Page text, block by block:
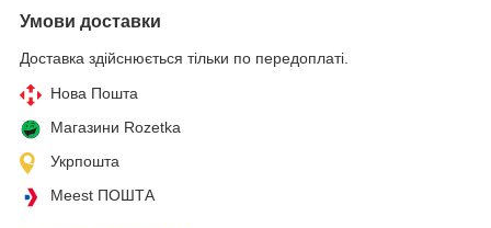
Умови доставки
Доставка здійснюється тільки по передоплаті.
Нова Пошта
Магазини Rozetka
Укрпошта
Meest ПОШТА